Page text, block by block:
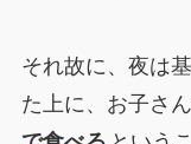
それ故に、夜は
た上に、お子さ